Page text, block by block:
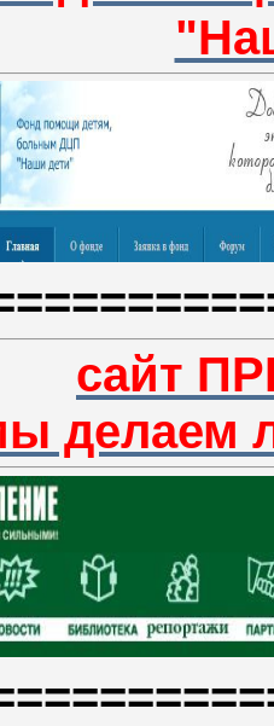
сайт
делаем